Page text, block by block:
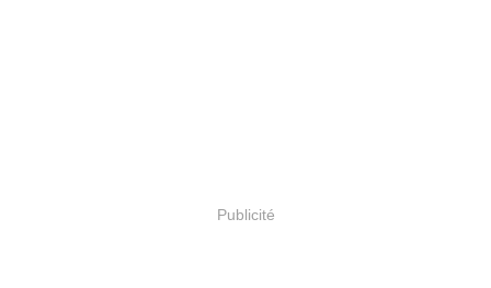
Publicité